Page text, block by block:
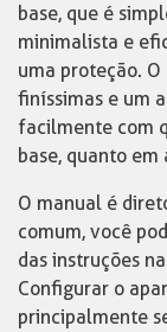
base, que é
minimalista e
uma proteção.
finíssimas e um
facilmente com
base, quanto
O manual é
comum, você
das instruções
Configurar o
principalmente